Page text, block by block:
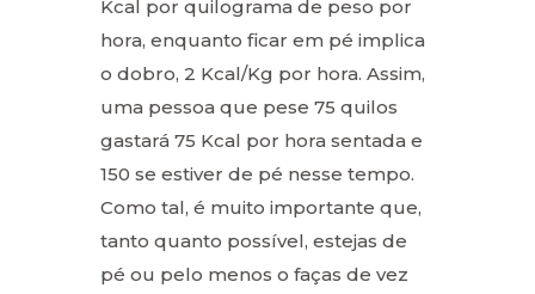
Kcal por quilograma de peso por
hora, enquanto ficar em pé implica
o dobro, 2 Kcal/Kg por hora. Assim,
uma pessoa que pese 75 quilos
gastará 75 Kcal por hora sentada e
150 se estiver de pé nesse tempo.
Como tal, é muito importante que,
tanto quanto possível, estejas de
pé ou pelo menos o faças de vez